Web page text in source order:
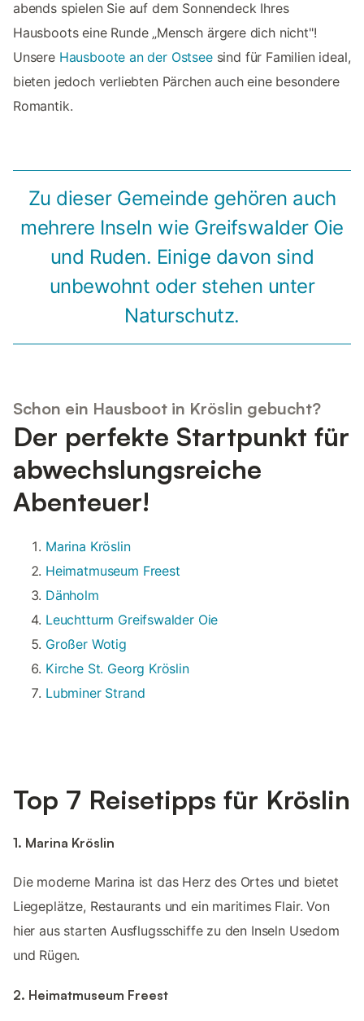
abends spielen Sie auf dem Sonnendeck Ihres
Hausboots eine Runde „Mensch ärgere dich nicht"!
Unsere Hausboote an der Ostseesind für Familien ideal,
bieten jedoch verliebten Pärchen auch eine besondere
Romantik.
Zu dieser Gemeinde gehören auch
mehrere Inseln wie Greifswalder Oie
und Ruden. Einige davon sind
unbewohnt oder stehen unter
Naturschutz.
Schon ein Hausboot in Kröslin gebucht?
Der perfekte Startpunkt für
abwechslungsreiche
Abenteuer!
Marina Kröslin
Heimatmuseum Freest
Dänholm
Leuchtturm Greifswalder Oie
Großer Wotig
Kirche St. Georg Kröslin
Lubminer Strand
Top 7 Reisetipps für Kröslin
1. Marina Kröslin
Die moderne Marina ist das Herz des Ortes und bietet
Liegeplätze, Restaurants und ein maritimes Flair. Von
hier aus starten Ausflugsschiffe zu den Inseln Usedom
und Rügen.
2. Heimatmuseum Freest